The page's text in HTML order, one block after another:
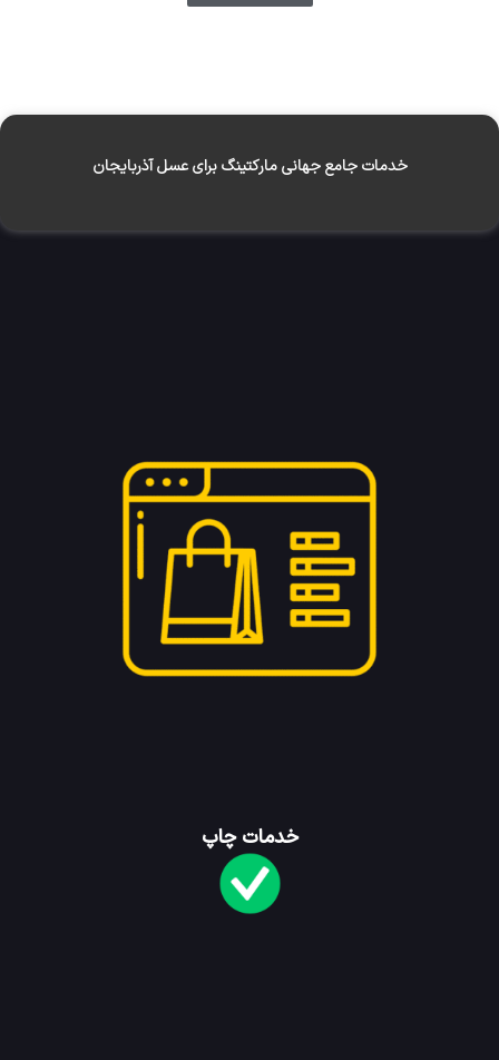
خدمات جامع جهانی مارکتینگ برای عسل ‌آذربایجان
خدمات چاپ